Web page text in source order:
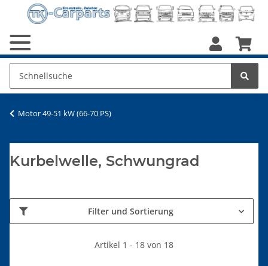
Motor 49-51 kW (66-70 PS)
Kurbelwelle, Schwungrad
Filter und Sortierung
Artikel 1 - 18 von 18